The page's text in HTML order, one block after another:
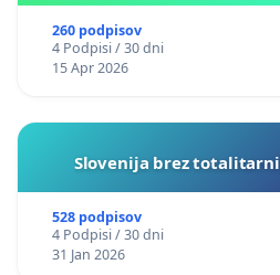
260 podpisov
4 Podpisi / 30 dni
15 Apr 2026
Slovenija brez
528 podpisov
4 Podpisi / 30 dni
31 Jan 2026